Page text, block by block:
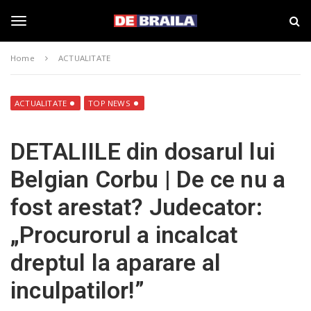
g
l
e
n
i
a
a
–
d
e
b
r
a
l
a
.
r
Home ACTUALITATE
ACTUALITATE TOP NEWS
DETALIILE din dosarul lui
Belgian Corbu | De ce nu a
fost arestat? Judecator:
„Procurorul a incalcat
dreptul la aparare al
inculpatilor!”